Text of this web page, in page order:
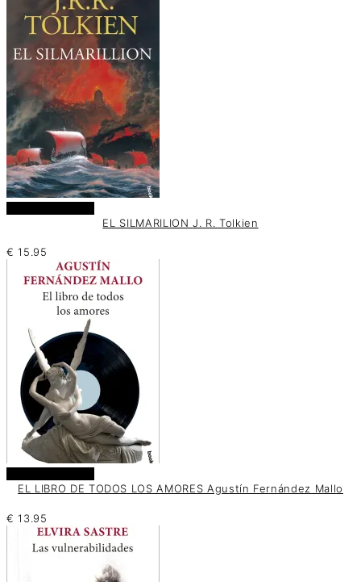
EL SILMARILION J. R. Tolkien
€ 15.95
EL LIBRO DE TODOS LOS AMORES Agustín Fernández Mallo
€ 13.95